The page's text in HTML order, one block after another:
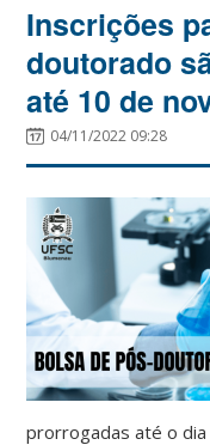
Inscrições
doutorado
até 10 de
04/11/2022 09:28
prorrogadas até o dia